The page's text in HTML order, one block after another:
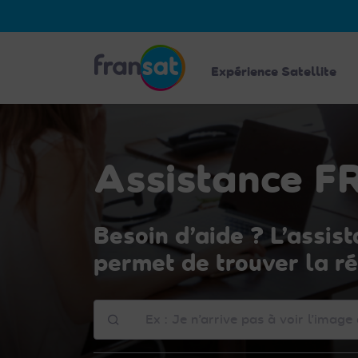
noter
Expérience Satellite
Assistance
Besoin d’aide ?
permet de trouver la
pouvons-
nous